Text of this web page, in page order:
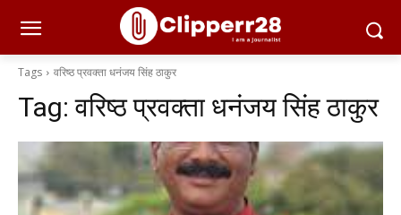
Tags वरिष्ठ प्रवक्ता धनंजय सिंह ठाकुर
Tag:वरिष्ठ प्रवक्ता धनंजय सिंह ठाकुर